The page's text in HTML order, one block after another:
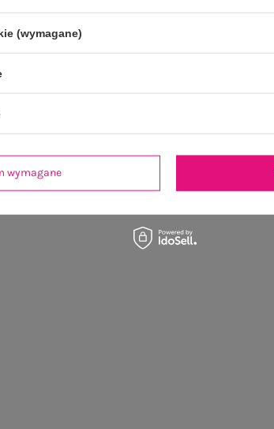
(wymagane)
wymagane